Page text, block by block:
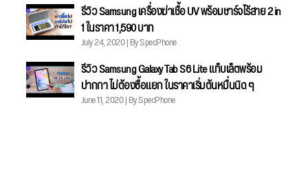
รีวิว Samsung เครื่องฆ่าเชื้อ UV พร้อมชาร์จไร้สาย 2 in
1 ในราคา 1,590 บาท
July 24, 2020 | By SpecPhone
รีวิว Samsung Galaxy Tab S6 Lite แท็บเล็ตพร้อม
ปากกา ไม่ต้องซื้อแยก ในราคาเริ่มต้นหมื่นนิด ๆ
June 11, 2020 | By SpecPhone